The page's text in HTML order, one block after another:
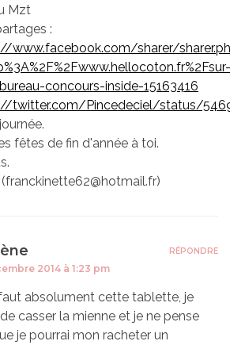
Mzt
:
www.facebook.com/sharer/
concours-inside-15163416
twitter.com/Pincedeciel/status/
fêtes de fin d'année à toi.
(franckinette62@hotmail.fr)
2014 à 1:23 pm
absolument cette tablette, je
casser la mienne et je ne pense
je pourrai mon racheter un
RÉPONDRE